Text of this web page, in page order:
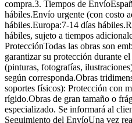
compra.3. Tiempos de
hábiles.Envío urgente (con costo
hábiles.Europa:7-14 días
hábiles, sujeto a tiempos
ProtecciónTodas las obras son
garantizar su protección durante
(pinturas, fotografías,
según corresponda.Obras
soportes físicos): Protección con
rígido.Obras de gran tamaño o
especializado. Se informará al
Seguimiento del EnvíoUna vez